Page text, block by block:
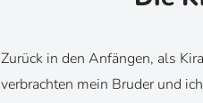
Zurück in den Anfängen, als
verbrachten mein Bruder und